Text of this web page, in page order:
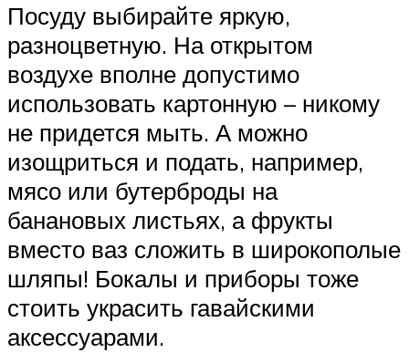
Посуду выбирайте яркую,
разноцветную. На открытом
воздухе вполне допустимо
использовать картонную – никому
не придется мыть. А можно
изощриться и подать, например,
мясо или бутерброды на
банановых листьях, а фрукты
вместо ваз сложить в широкополые
шляпы! Бокалы и приборы тоже
стоить украсить гавайскими
аксессуарами.